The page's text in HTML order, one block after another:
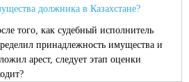
должника в Казахстане?
того, как судебный исполнитель
принадлежность имущества и
арест, следует этап оценки